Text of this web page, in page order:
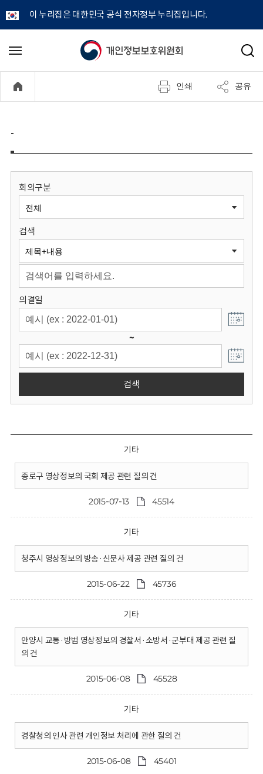
이 누리집은 대한민국 공식 전자정부 누리집입니다.
개
정
보
원
회
메
기
검
인쇄 공유
-
회의구분
검색
의결일
~
검색
기타
종로구 영상정보의 국회 제공 관련 질의 건
2015-07-13 45514
기타
청주시 영상정보의 방송·신문사 제공 관련 질의 건
2015-06-22 45736
기타
안양시 교통·방범 영상정보의 경찰서·소방서·군부대 제공 관련 질
의 건
2015-06-08 45528
기타
경찰청의 인사 관련 개인정보 처리에 관한 질의 건
2015-06-08 45401